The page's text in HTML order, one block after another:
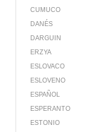
CUMUCO
DANÉS
DARGUIN
ERZYA
ESLOVACO
ESLOVENO
ESPAÑOL
ESPERANTO
ESTONIO